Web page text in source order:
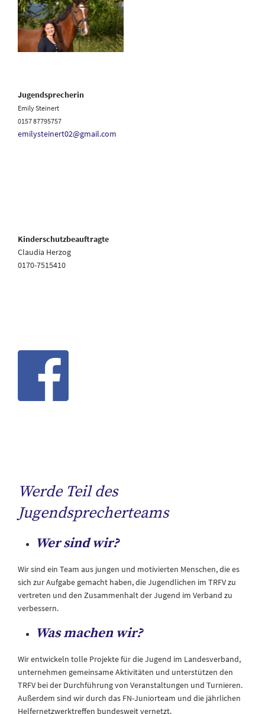
Jugendsprecherin
Emily Steinert
0157 87795757
emilysteinert02@gmail.com
Kinderschutzbeauftragte
Claudia Herzog
0170-7515410
Werde Teil des
Jugendsprecherteams
Wer sind wir?
Wir sind ein Team aus jungen und motivierten Menschen, die es
sich zur Aufgabe gemacht haben, die Jugendlichen im TRFV zu
vertreten und den Zusammenhalt der Jugend im Verband zu
verbessern.
Was machen wir?
Wir entwickeln tolle Projekte für die Jugend im Landesverband,
unternehmen gemeinsame Aktivitäten und unterstützen den
TRFV bei der Durchführung von Veranstaltungen und Turnieren.
Außerdem sind wir durch das FN-Juniorteam und die jährlichen
Helfernetzwerktreffen bundesweit vernetzt.